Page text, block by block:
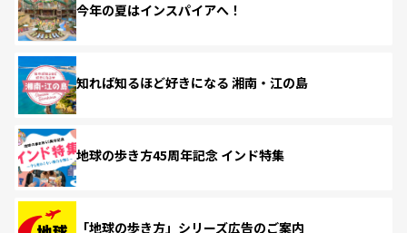
今年の夏はインスパイアへ！
知れば知るほど好きになる 湘南・江の島
地球の歩き方45周年記念 インド特集
「地球の歩き方」シリーズ広告のご案内